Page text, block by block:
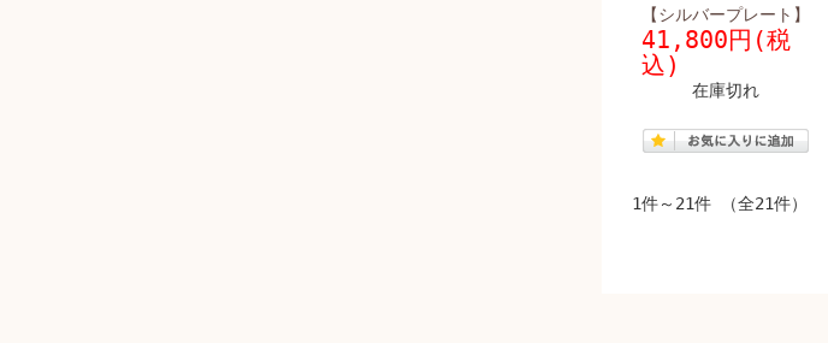
【シルバープレート】
41,800円(税
込)
在庫切れ
1件～21件 （全21件）